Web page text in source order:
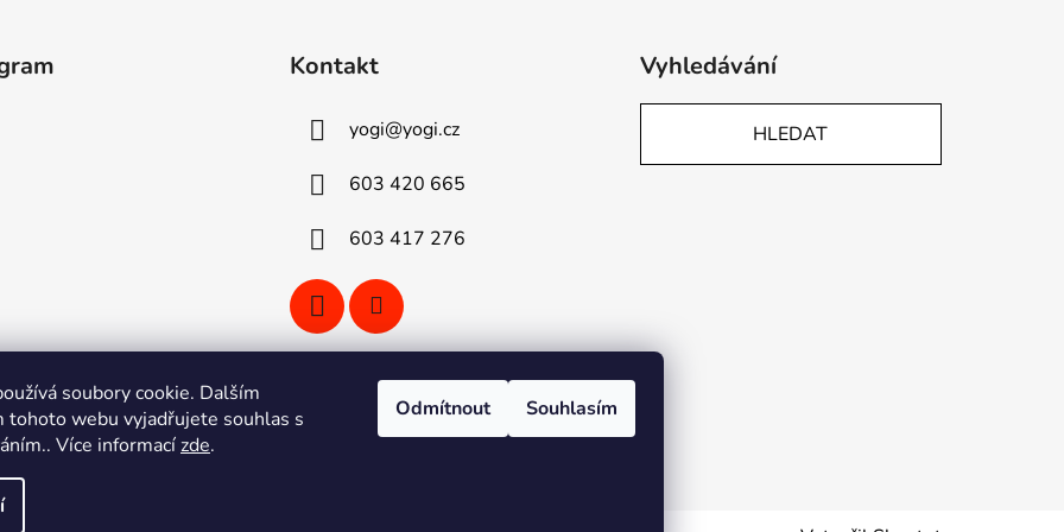
soubory cookie. Dalším
tohoto webu vyjadřujete souhlas s
Více informacízde.
Odmítnout Souhlasím
Sledovat na Instagramu
Kontakt
yogi@yogi.cz
603 420 665
603 417 276
Vyhledávání
HLEDAT